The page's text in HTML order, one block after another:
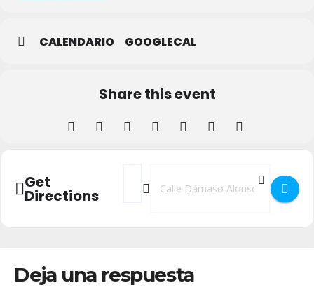
CALENDARIO GOOGLECAL
Share this event
Get
Directions
Address - Cartelera Cines Artesiete []
Destination Address - Cartelera
Deja una respuesta